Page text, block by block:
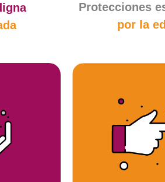
Protecciones
por la